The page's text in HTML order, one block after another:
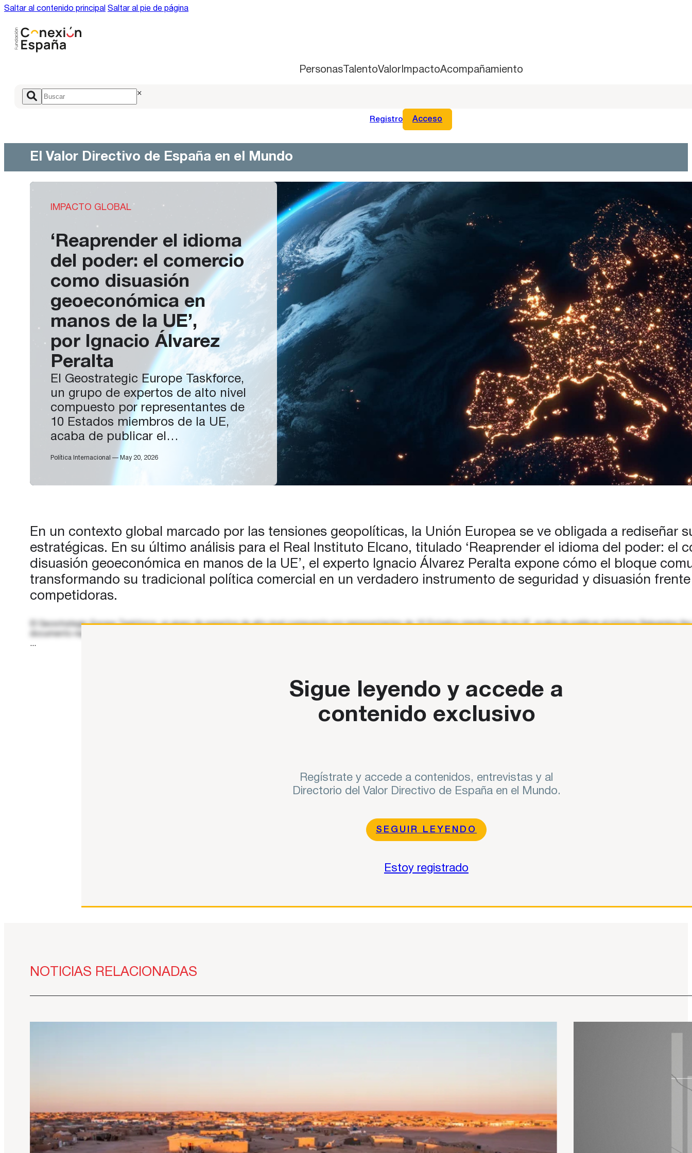
Saltar al contenido principal Saltar al pie de página
PersonasTalentoValorImpactoAcompañamiento
×
Registro Acceso
El Valor Directivo de España en el Mundo
IMPACTO GLOBAL
‘Reaprender el idioma
del poder: el comercio
como disuasión
geoeconómica en
manos de la UE’,
por Ignacio Álvarez
Peralta
El Geostrategic Europe Taskforce,
un grupo de expertos de alto nivel
compuesto por representantes de
10 Estados miembros de la UE,
acaba de publicar el
informe Relearning the Language of
Power. Ese documento representa
un gran paso adelante en el debate
y la capacidad del Viejo
Continente…
Política Internacional — May 20, 2026
En un contexto global marcado por las tensiones geopolíticas, la Unión Europea se ve obligada a rediseñar
estratégicas. En su último análisis para el Real Instituto Elcano, titulado ‘Reaprender el idioma del poder: el
disuasión geoeconómica en manos de la UE’, el experto Ignacio Álvarez Peralta expone cómo el bloque
transformando su tradicional política comercial en un verdadero instrumento de seguridad y disuasión
competidoras.
El Geostrategic Europe Taskforce, un grupo de expertos de alto nivel compuesto por representantes de 10 Estados miembros de la UE, acaba de publicar el informe Relearning
...
Sigue leyendo y accede a
contenido exclusivo
Regístrate y accede a contenidos, entrevistas y al
Directorio del Valor Directivo de España en el Mundo.
SEGUIR LEYENDO
Estoy registrado
NOTICIAS RELACIONADAS